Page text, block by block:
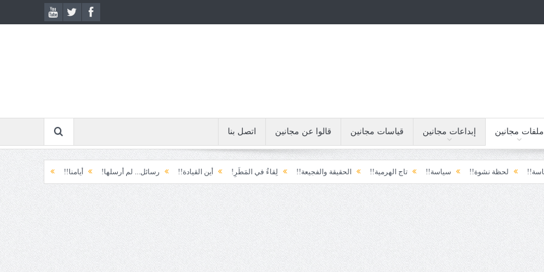
ملفات مجانين إبداعات مجانين قياسات مجانين قالوا عن مجانين اتصل بنا
لحظة نشوة!! سياسة!! تاج الهرمية!! الحقيقة والفجيعة!! لِقاءُ في المَطَرِ! أين القيادة!! رسائل... لم أرسلها! أيامنا!! خيبة الأمل.... الأولى!